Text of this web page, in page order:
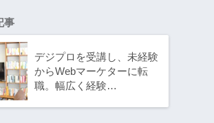
事
デジプロを受講し、未経験
からWebマーケターに転
職。幅広く経験…